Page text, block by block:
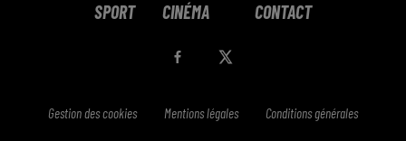
SPORT CINÉMA CONTACT
Gestion des cookies Mentions légales Conditions générales